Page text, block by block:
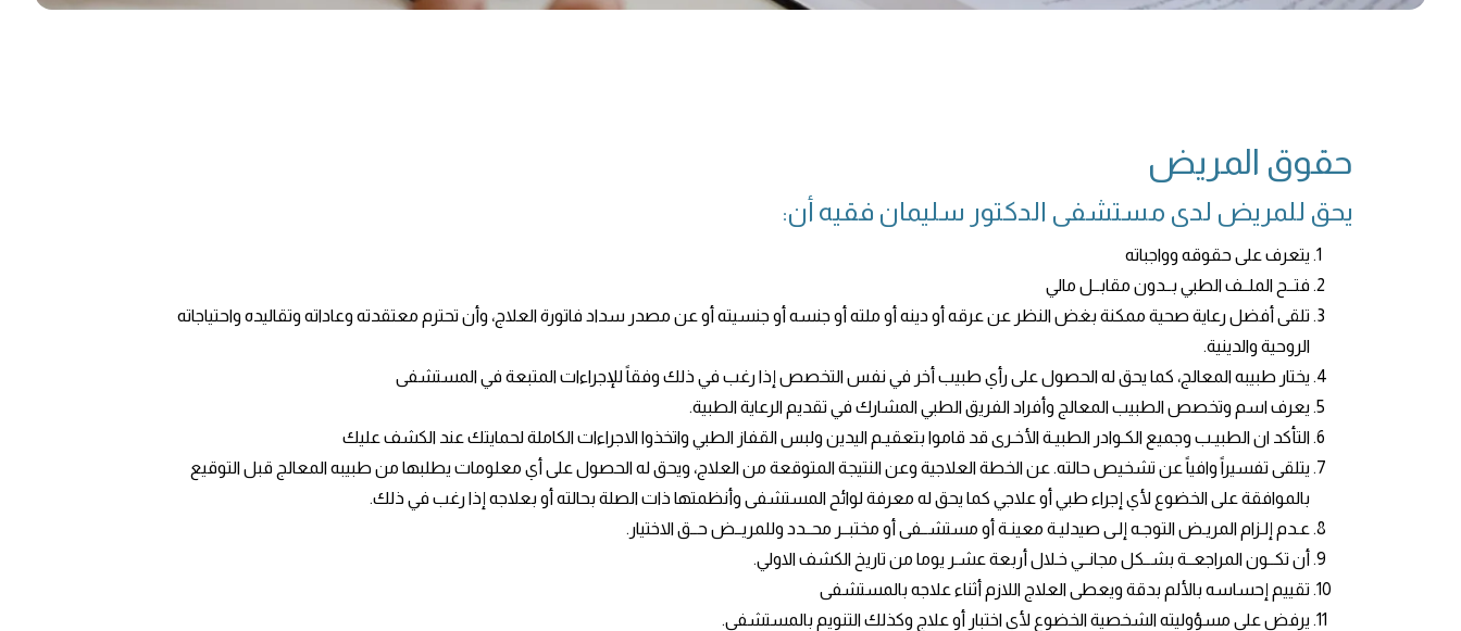
حقوق المريض
يحق للمريض لدى مستشفى الدكتور سليمان فقيه أن:
يتعرف على حقوقه وواجباته
فتــح الملــف الطبي بــدون مقابــل مالي
تلقى أفضل رعاية صحية ممكنة بغض النظر عن عرقه أو دينه أو ملته أو جنسه أو جنسيته أو عن مصدر سداد فاتورة العلاج، وأن تحترم معتقدته وعاداته وتقاليده واحتياجاته
الروحية والدينية.
يختار طبيبه المعالج، كما يحق له الحصول على رأي طبيب أخر في نفس التخصص إذا رغب في ذلك وفقاً للإجراءات المتبعة في المستشفى
يعرف اسم وتخصص الطبيب المعالج وأفراد الفريق الطبي المشارك في تقديم الرعاية الطبية.
التأكد ان الطبيـب وجميع الكـوادر الطبيـة الأخـرى قد قاموا بتعقيـم اليدين ولبس القفاز الطبي واتخذوا الاجراءات الكاملة لحمايتك عند الكشف عليك
يتلقى تفسيراً وافياً عن تشخيص حالته. عن الخطة العلاجية وعن النتيجة المتوقعة من العلاج، ويحق له الحصول على أي معلومات يطلبها من طبيبه المعالج قبل التوقيع
بالموافقة على الخضوع لأي إجراء طبي أو علاجي كما يحق له معرفة لوائح المستشفى وأنظمتها ذات الصلة بحالته أو بعلاجه إذا رغب في ذلك.
عـدم إلـزام المريـض التوجـه إلـى صيدليـة معينـة أو مستشــفى أو مختبــر محــدد وللمريــض حــق الاختيار.
أن تكــون المراجعــة بشــكل مجانــي خـلال أربعة عشـر يوما من تاريخ الكشف الاولي.
تقييم إحساسه بالألم بدقة ويعطى العلاج اللازم أثناء علاجه بالمستشفى
يرفض على مسؤوليته الشخصية الخضوع لأي اختبار أو علاج وكذلك التنويم بالمستشفى.